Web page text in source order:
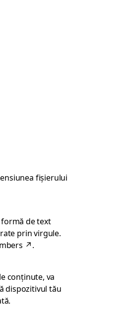
fișierului
de text
prin virgule.
↗.
conținute, va
dispozitivul tău